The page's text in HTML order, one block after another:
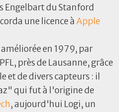
Engelbart du Stanford
une licence à Apple
en 1979, par
près de Lausanne, grâce
de divers capteurs : il
qui fut à l'origine de
, aujourd'hui Logi, un